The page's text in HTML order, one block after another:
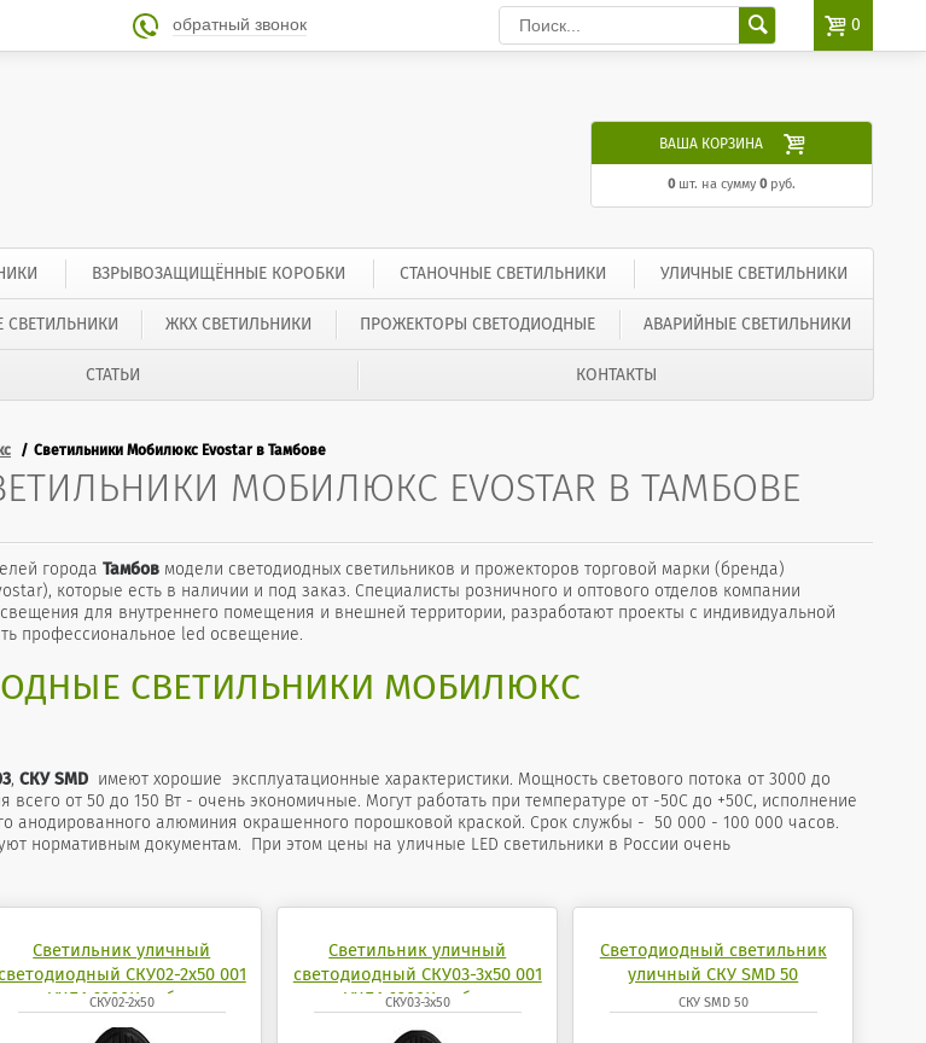
 0
 обратный звонок
ВАША КОРЗИНА 
0шт. на сумму 0руб.
ВЗРЫВОЗАЩИЩЁННЫЕ КОРОБКИ СТАНОЧНЫЕ СВЕТИЛЬНИКИ УЛИЧНЫЕ СВЕТИЛЬНИКИ
СВЕТИЛЬНИКИ ЖКХ СВЕТИЛЬНИКИ ПРОЖЕКТОРЫ СВЕТОДИОДНЫЕ АВАРИЙНЫЕ СВЕТИЛЬНИКИ
СТАТЬИ КОНТАКТЫ
Светильники Мобилюкс Evostar в Тамбове
МОБИЛЮКС EVOSTAR В ТАМБОВЕ
городаТамбов модели светодиодных светильников и прожекторов торговой марки (бренда)
которые есть в наличии и под заказ. Специалисты розничного и оптового отделов компании
для внутреннего помещения и внешней территории, разработают проекты с индивидуальной
профессиональное led освещение.
СВЕТИЛЬНИКИ МОБИЛЮКС
,СКУ SMD имеют хорошие эксплуатационные характеристики. Мощность светового потока от 3000 до
всего от 50 до 150 Вт - очень экономичные. Могут работать при температуре от -50С до +50С, исполнение
анодированного алюминия окрашенного порошковой краской. Срок службы - 50 000 - 100 000 часов.
нормативным документам. При этом цены на уличные LED светильники в России очень
Светильник уличный
СКУ02-2x50 001
УХЛ1 6200K кобра
СКУ02-2x50
Светильник уличный
светодиодный СКУ03-3x50 001
УХЛ1 6200K кобра
СКУ03-3x50
Светодиодный светильник
уличный СКУ SMD 50
СКУ SMD 50